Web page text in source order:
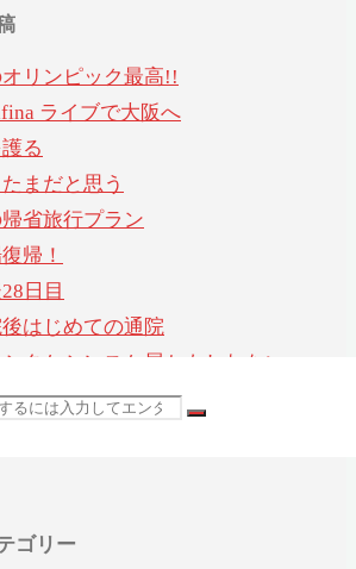
リンピック最高!!
ライブで大阪へ
る
まだと思う
省旅行プラン
帰！
日目
はじめての通院
シタケシンスケ展かもしれない」へ
みたかもしれない
ゴリー